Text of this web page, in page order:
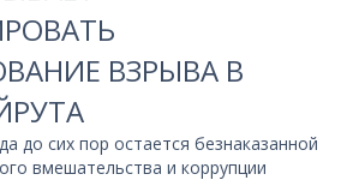
ВЗРЫВА В
до сих пор остается безнаказанной
вмешательства и коррупции